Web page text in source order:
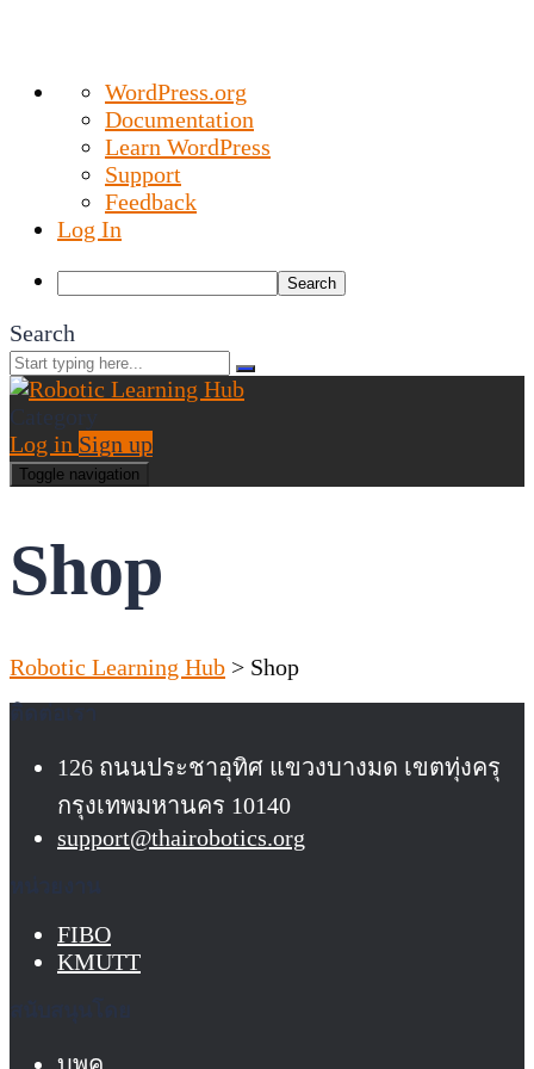
About
WordPress
WordPress.org
Documentation
Learn WordPress
Support
Feedback
Log In
Search
Search
Category
Log in Sign up
Toggle navigation
Shop
Robotic Learning Hub > Shop
126 ถนนประชาอุทิศ แขวงบางมด เขตทุ่งครุ
กรุงเทพมหานคร 10140
support@thairobotics.org
FIBO
KMUTT